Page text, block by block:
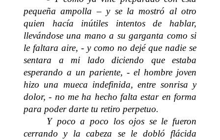
pequeña ampolla – y se la mostró al otro
quien hacía inútiles intentos de hablar,
llevándose una mano a su garganta como si
le faltara aire, - y como no dejé que nadie se
sentara a mi lado diciendo que estaba
esperando a un pariente, - el hombre joven
hizo una mueca indefinida, entre sonrisa y
dolor, - no me ha hecho falta estar en forma
para poder darte tu retiro perpetuo.
Y poco a poco los ojos se le fueron
cerrando y la cabeza se le dobló flácida